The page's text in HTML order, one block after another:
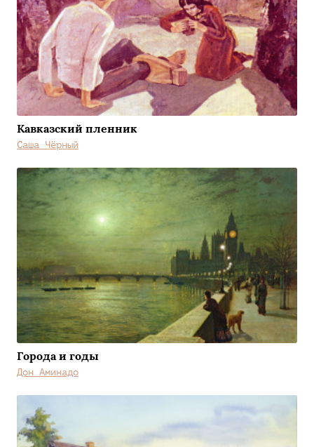
Кавказский пленник
Саша Чёрный
Города и годы
Дон Аминадо